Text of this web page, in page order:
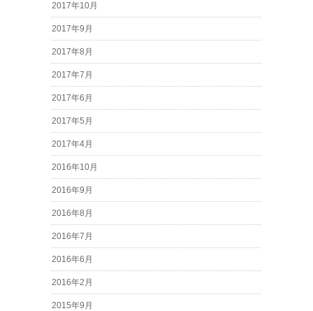
2017年10月
2017年9月
2017年8月
2017年7月
2017年6月
2017年5月
2017年4月
2016年10月
2016年9月
2016年8月
2016年7月
2016年6月
2016年2月
2015年9月